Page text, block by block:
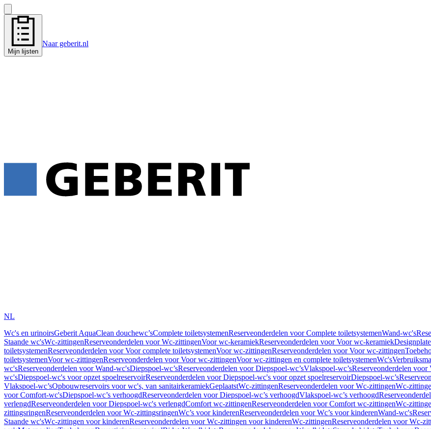
Mijn lijsten
Naar geberit.nl
NL
Wc's en urinoirsGeberit AquaClean douchewc’sComplete toiletsystemenReserveonderdelen voor Complete toiletsystemenWand-wc's
Staande wc'sWc-zittingenReserveonderdelen voor Wc-zittingenVoor wc-keramiekReserveonderdelen voor Voor wc-keramiek
toiletsystemenReserveonderdelen voor Voor complete toiletsystemenVoor wc-zittingenReserveonderdelen voor Voor wc-zittingen
toiletsystemenVoor wc-zittingenReserveonderdelen voor Voor wc-zittingenVoor wc-zittingen en complete toiletsystemenWc's
wc'sReserveonderdelen voor Wand-wc'sDiepspoel-wc’sReserveonderdelen voor Diepspoel-wc’sVlakspoel-wc’sReserveonderdelen voor
wc'sDiepspoel-wc's voor opzet spoelreservoirReserveonderdelen voor Diepspoel-wc's voor opzet spoelreservoirDiepspoel-wc’s
Vlakspoel-wc’sOpbouwreservoirs voor wc's, van sanitairkeramiekGeplaatstWc-zittingenReserveonderdelen voor Wc-zittingenWc-
voor Comfort-wc'sDiepspoel-wc’s verhoogdReserveonderdelen voor Diepspoel-wc’s verhoogdVlakspoel-wc’s verhoogd
verlengdReserveonderdelen voor Diepspoel-wc's verlengdComfort wc-zittingenReserveonderdelen voor Comfort wc-zittingenWc-
zittingsringenReserveonderdelen voor Wc-zittingsringenWc’s voor kinderenReserveonderdelen voor Wc’s voor kinderenWand-wc's
Staande wc'sWc-zittingen voor kinderenReserveonderdelen voor Wc-zittingen voor kinderenWc-zittingenReserveonderdelen voor Wc-